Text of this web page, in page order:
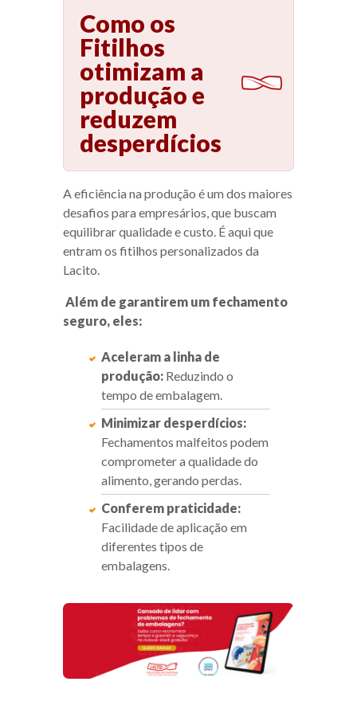
Como os
Fitilhos
otimizam a
produção e
reduzem
desperdícios
A eficiência na produção é um dos maiores
desafios para empresários, que buscam
equilibrar qualidade e custo. É aqui que
entram os fitilhos personalizados da
Lacito.
Além de garantirem um fechamento
seguro, eles:
Aceleram a linha de
produção: Reduzindo o
tempo de embalagem.
Minimizar desperdícios:
Fechamentos malfeitos podem
comprometer a qualidade do
alimento, gerando perdas.
Conferem praticidade:
Facilidade de aplicação em
diferentes tipos de
embalagens.